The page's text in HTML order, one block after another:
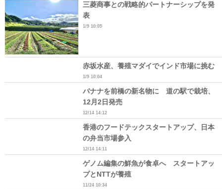
三菱商事との戦略的パートナーシップを発
表
1/9 10:05
赤坂水産、養殖マダイでインド市場に挑む
1/9 10:04
バナナを前橋の新名物に 道の駅で栽培、
12月2日発売
12/14 14:12
香港のフードテックスタートアップ、日本
の弁当市場参入
12/14 14:11
ゲノム編集の鮮魚が食卓へ スタートアッ
プとNTTが養殖
11/24 10:34